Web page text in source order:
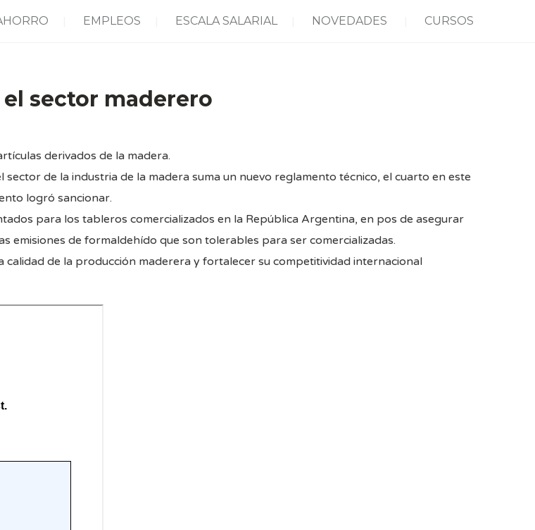
EMPLEOS ESCALA SALARIAL NOVEDADES CURSOS
sector maderero
derivados de la madera.
de la industria de la madera suma un nuevo reglamento técnico, el cuarto en este
logró sancionar.
para los tableros comercializados en la República Argentina, en pos de asegurar
emisiones de formaldehído que son tolerables para ser comercializadas.
de la producción maderera y fortalecer su competitividad internacional